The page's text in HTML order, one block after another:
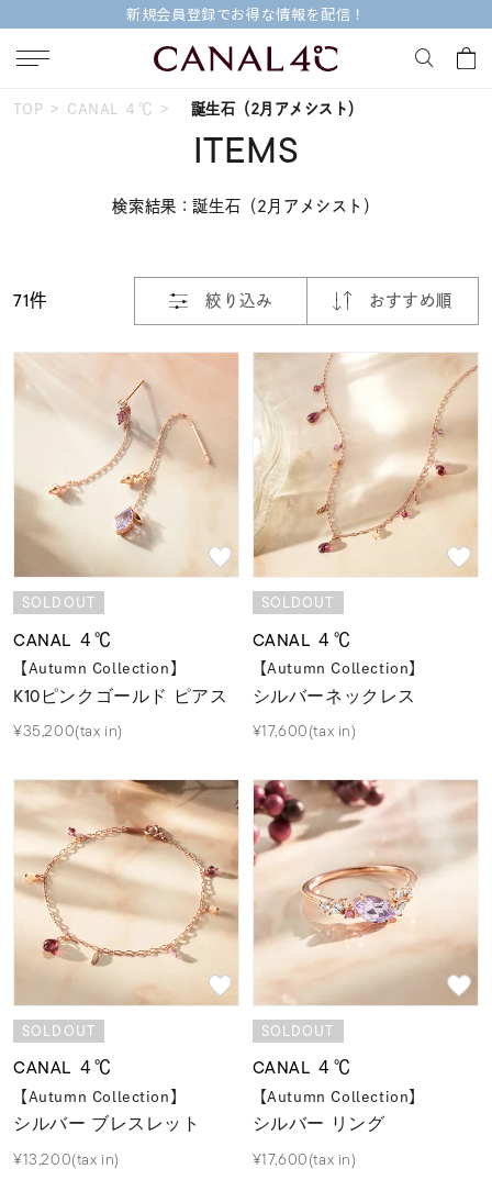
新規会員登録でお得な情報を配信！
キーワードで検索する
人気検索キーワード
#ダイヤモンド ネックレス #eギフト
Canal４℃
すべてのジュエリー
カラー
誕生石 2月の誕生石
石の色
ファッションテイス
コレクション
レディース
リングサイズ
TOP CANAL ４℃ 誕生石（2月アメシスト）
ITEMS
検索結果：誕生石（2月アメシスト）
71件 絞り込み おすすめ順
おすすめ順
新着順
並び替え
SOLDOUT
CANAL ４℃
【Autumn Collection】
K10ピンクゴールド ピアス
¥35,200(tax in)
SOLDOUT
CANAL ４℃
【Autumn Collection】
シルバーネックレス
¥17,600(tax in)
SOLDOUT
CANAL ４℃
【Autumn Collection】
シルバー ブレスレット
¥13,200(tax in)
SOLDOUT
CANAL ４℃
【Autumn Collection】
シルバー リング
¥17,600(tax in)